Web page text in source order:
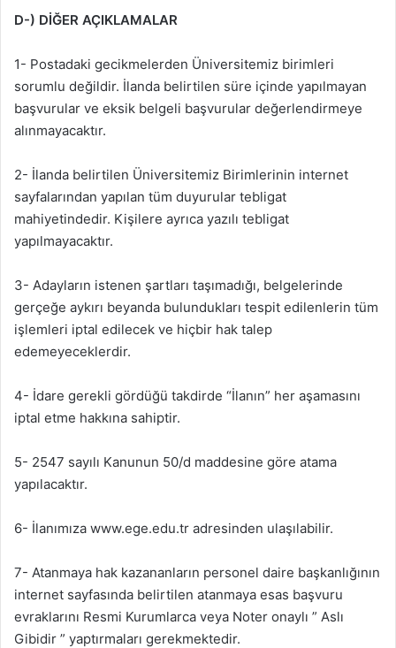
D-) DİĞER AÇIKLAMALAR
1- Postadaki gecikmelerden Üniversitemiz birimleri
sorumlu değildir. İlanda belirtilen süre içinde yapılmayan
başvurular ve eksik belgeli başvurular değerlendirmeye
alınmayacaktır.
2- İlanda belirtilen Üniversitemiz Birimlerinin internet
sayfalarından yapılan tüm duyurular tebligat
mahiyetindedir. Kişilere ayrıca yazılı tebligat
yapılmayacaktır.
3- Adayların istenen şartları taşımadığı, belgelerinde
gerçeğe aykırı beyanda bulundukları tespit edilenlerin tüm
işlemleri iptal edilecek ve hiçbir hak talep
edemeyeceklerdir.
4- İdare gerekli gördüğü takdirde “İlanın” her aşamasını
iptal etme hakkına sahiptir.
5- 2547 sayılı Kanunun 50/d maddesine göre atama
yapılacaktır.
6- İlanımıza www.ege.edu.tr adresinden ulaşılabilir.
7- Atanmaya hak kazananların personel daire başkanlığının
internet sayfasında belirtilen atanmaya esas başvuru
evraklarını Resmi Kurumlarca veya Noter onaylı ” Aslı
Gibidir ” yaptırmaları gerekmektedir.